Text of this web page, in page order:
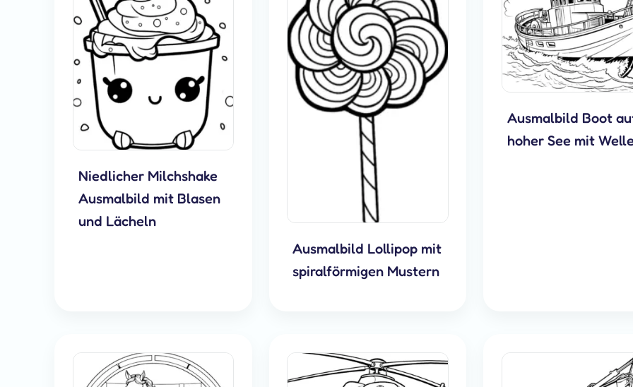
Niedlicher Milchshake
Ausmalbild mit Blasen
und Lächeln
Ausmalbild Lollipop mit
spiralförmigen Mustern
Ausmalbild Boot
hoher See mit